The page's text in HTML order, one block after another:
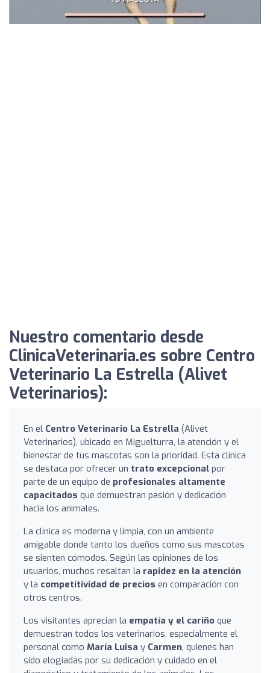
Nuestro comentario desde
ClinicaVeterinaria.es sobre Centro
Veterinario La Estrella (Alivet
Veterinarios):
En el Centro Veterinario La Estrella (Alivet
Veterinarios), ubicado en Miguelturra, la atención y el
bienestar de tus mascotas son la prioridad. Esta clínica
se destaca por ofrecer un trato excepcional por
parte de un equipo de profesionales altamente
capacitados que demuestran pasión y dedicación
hacia los animales.
La clínica es moderna y limpia, con un ambiente
amigable donde tanto los dueños como sus mascotas
se sienten cómodos. Según las opiniones de los
usuarios, muchos resaltan la rapidez en la atención
y la competitividad de precios en comparación con
otros centros.
Los visitantes aprecian la empatía y el cariño que
demuestran todos los veterinarios, especialmente el
personal como María Luisa y Carmen, quienes han
sido elogiadas por su dedicación y cuidado en el